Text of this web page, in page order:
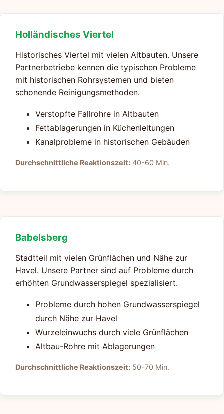
Holländisches Viertel
Historisches Viertel mit vielen Altbauten. Unsere
Partnerbetriebe kennen die typischen Probleme
mit historischen Rohrsystemen und bieten
schonende Reinigungsmethoden.
Verstopfte Fallrohre in Altbauten
Fettablagerungen in Küchenleitungen
Kanalprobleme in historischen Gebäuden
Durchschnittliche Reaktionszeit: 40-60 Min.
Babelsberg
Stadtteil mit vielen Grünflächen und Nähe zur
Havel. Unsere Partner sind auf Probleme durch
erhöhten Grundwasserspiegel spezialisiert.
Probleme durch hohen Grundwasserspiegel
durch Nähe zur Havel
Wurzeleinwuchs durch viele Grünflächen
Altbau-Rohre mit Ablagerungen
Durchschnittliche Reaktionszeit: 50-70 Min.